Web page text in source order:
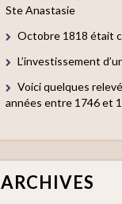
Ste Anastasie
Octobre 1818 était
L’investissement
Voici quelques
années entre 1746 et
ARCHIVES